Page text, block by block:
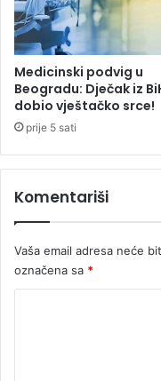
r
a
d
u
(
U
Z
E
I
J
U
Ć
i
n
u
o
m
u
š
a
a
Medicinski podvig u
Beogradu: Dječak iz
dobio vještačko srce!
prije 5 sati
Komentariši
Vaša email adresa neće
označena sa *